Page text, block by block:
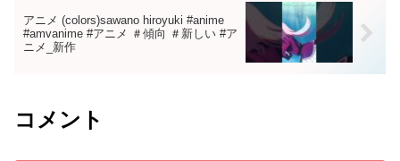
アニメ (colors)sawano hiroyuki #anime
#amvanime #アニメ ＃傾向 ＃新しい #ア
ニメ_新作
コメント